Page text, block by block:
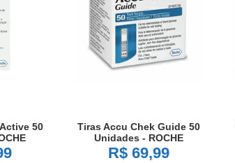
50
Tiras Accu Chek Guide 50
Unidades - ROCHE
R$ 69,99